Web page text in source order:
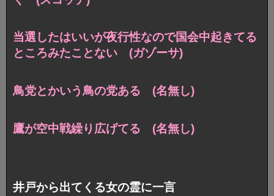
当選したはいいが夜行性なので国会中起きてる
ところみたことない (ガゾーサ)
鳥党とかいう鳥の党ある (名無し)
鷹が空中戦繰り広げてる (名無し)
井戸から出てくる女の霊に一言